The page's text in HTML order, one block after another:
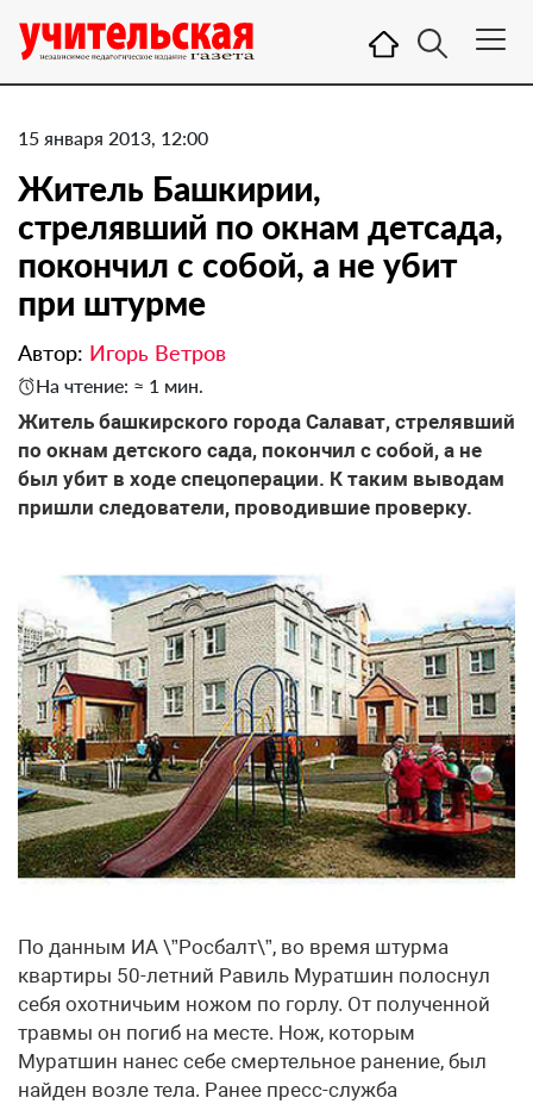
15 января 2013, 12:00
Житель Башкирии,
стрелявший по окнам детсада,
покончил с собой, а не убит
при штурме
Автор: Игорь Ветров
На чтение: ≈ 1 мин.
Житель башкирского города Салават, стрелявший
по окнам детского сада, покончил с собой, а не
был убит в ходе спецоперации. К таким выводам
пришли следователи, проводившие проверку.
По данным ИА \”Росбалт\”, во время штурма
квартиры 50-летний Равиль Муратшин полоснул
себя охотничьим ножом по горлу. От полученной
травмы он погиб на месте. Нож, которым
Муратшин нанес себе смертельное ранение, был
найден возле тела. Ранее пресс-служба